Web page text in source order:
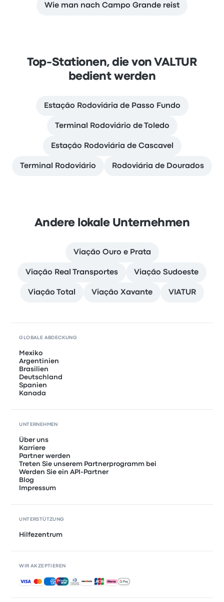
Wie man nach Campo Grande reist
Top-Stationen, die von VALTUR
bedient werden
Estação Rodoviária de Passo Fundo
Terminal Rodoviário de Toledo
Estação Rodoviária de Cascavel
Terminal Rodoviário Rodoviária de Dourados
Andere lokale Unternehmen
Viação Ouro e Prata
Viação Real Transportes Viação Sudoeste
Viação Total Viação Xavante VIATUR
GLOBALE ABDECKUNG
Mexiko
Argentinien
Brasilien
Deutschland
Spanien
Kanada
UNTERNEHMEN
Über uns
Karriere
Partner werden
Treten Sie unserem Partnerprogramm bei
Werden Sie ein API-Partner
Blog
Impressum
UNTERSTÜTZUNG
Hilfezentrum
WIR AKZEPTIEREN
Akzeptierte Zahlungsmethoden